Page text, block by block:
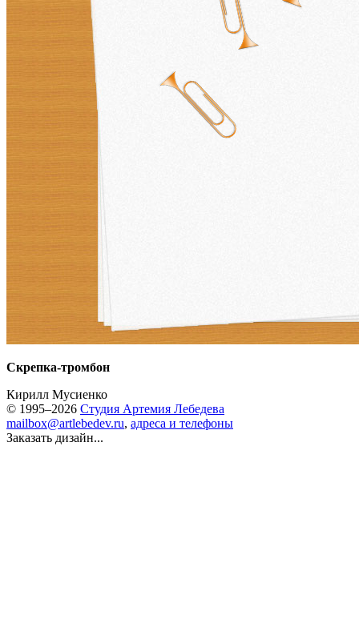
Скрепка-тромбон
Кирилл Мусиенко
© 1995–2026 Студия Артемия Лебедева
mailbox@artlebedev.ru, адреса и телефоны
Заказать дизайн...